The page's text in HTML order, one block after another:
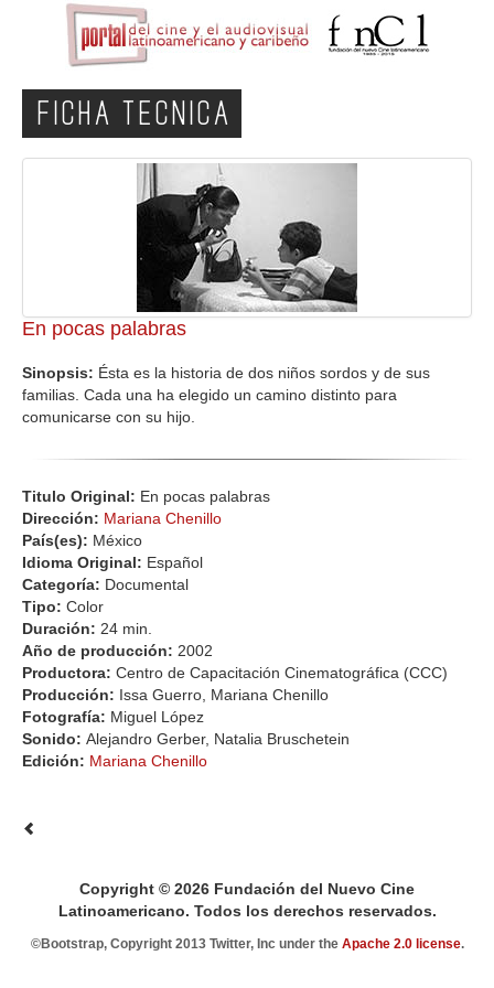
FICHA TECNICA
En pocas palabras
Sinopsis: Ésta es la historia de dos niños sordos y de sus
familias. Cada una ha elegido un camino distinto para
comunicarse con su hijo.
Titulo Original: En pocas palabras
Dirección: Mariana Chenillo
País(es): México
Idioma Original: Español
Categoría: Documental
Tipo: Color
Duración: 24 min.
Año de producción: 2002
Productora: Centro de Capacitación Cinematográfica (CCC)
Producción: Issa Guerro, Mariana Chenillo
Fotografía: Miguel López
Sonido: Alejandro Gerber, Natalia Bruschetein
Edición: Mariana Chenillo
Copyright © 2026 Fundación del Nuevo Cine
Latinoamericano. Todos los derechos reservados.
©Bootstrap, Copyright 2013 Twitter, Inc under the Apache 2.0 license.